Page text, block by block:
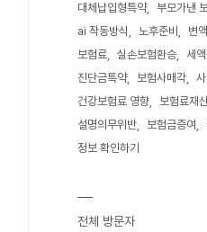
대체납입형특약
부모가낸
ai 작동방식
노후준비
변
보험료
실손보험환승
세액
진단금특약
보험사매각
건강보험료 영향
보험료재
설명의무위반
보험금증여
정보 확인하기
전체 방문자